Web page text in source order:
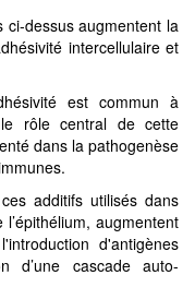
dessus augmentent la
intercellulaire et
est commun à
rôle central de cette
dans la pathogenèse
additifs utilisés dans
l’épithélium, augmentent
d'antigènes
d’une cascade auto-